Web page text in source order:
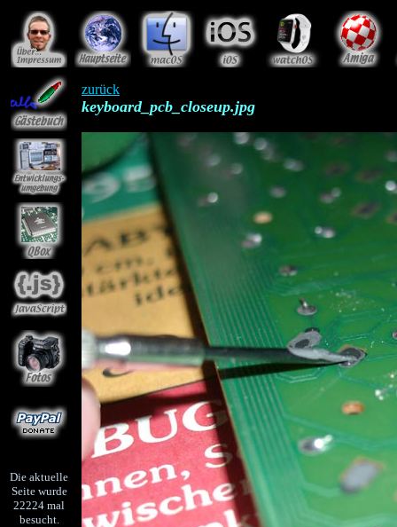
Die aktuelle
Seite wurde
22224 mal
besucht.
zurück
keyboard_pcb_closeup.jpg